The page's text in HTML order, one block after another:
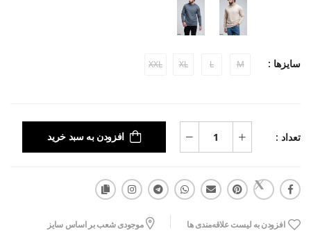
سایزها : M
L
XL
XXL
تعداد : افزودن به سبد خرید
افزودن به لیست علاقه‌مندی ها موجودی شعب بر اساس سایز